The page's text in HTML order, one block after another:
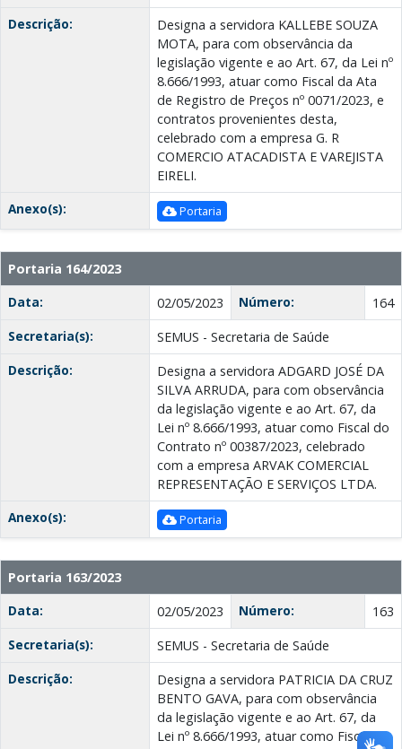
Descrição:
Designa a servidora KALLEBE SOUZA
MOTA, para com observância da
legislação vigente e ao Art. 67, da Lei nº
8.666/1993, atuar como Fiscal da Ata
de Registro de Preços nº 0071/2023, e
contratos provenientes desta,
celebrado com a empresa G. R
COMERCIO ATACADISTA E VAREJISTA
EIRELI.
Anexo(s):
Portaria
Portaria 164/2023
Data:
02/05/2023 Número:
164
Secretaria(s):
SEMUS - Secretaria de Saúde
Descrição:
Designa a servidora ADGARD JOSÉ DA
SILVA ARRUDA, para com observância
da legislação vigente e ao Art. 67, da
Lei nº 8.666/1993, atuar como Fiscal do
Contrato nº 00387/2023, celebrado
com a empresa ARVAK COMERCIAL
REPRESENTAÇÃO E SERVIÇOS LTDA.
Anexo(s):
Portaria
Portaria 163/2023
Data:
02/05/2023 Número:
163
Secretaria(s):
SEMUS - Secretaria de Saúde
Descrição:
Designa a servidora PATRICIA DA CRUZ
BENTO GAVA, para com observância
da legislação vigente e ao Art. 67, da
Lei nº 8.666/1993, atuar como Fiscal da